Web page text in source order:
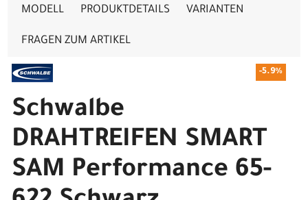
MODELL PRODUKTDETAILS VARIANTEN
FRAGEN ZUM ARTIKEL
-5.9%
Schwalbe
DRAHTREIFEN SMART
SAM Performance 65-